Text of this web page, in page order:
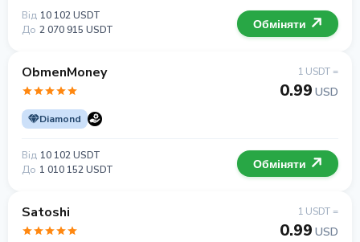
Від 10 102 USDT
До 2 070 915 USDT Обміняти
ObmenMoney
Diamond
1 USDT =
0.99 USD
Від 10 102 USDT
До 1 010 152 USDT Обміняти
Satoshi 1 USDT =
0.99 USD